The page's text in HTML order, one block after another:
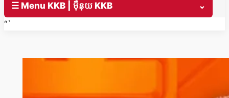
☰ Menu KKB | ម៉ឺនុយ KKB
⌄
“`